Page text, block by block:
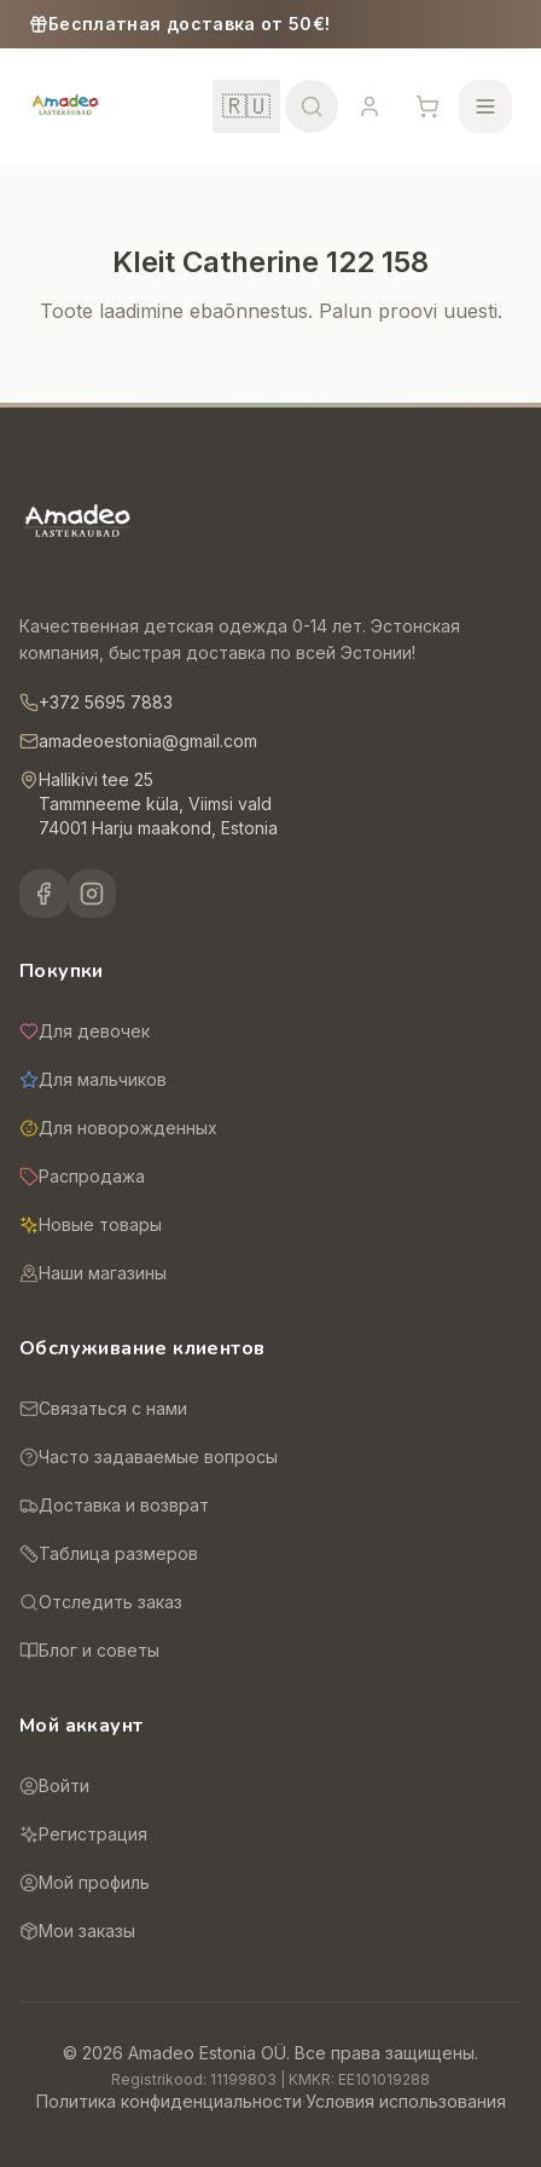
Skip to content
Бесплатная доставка от 50€!
🇷🇺
Малыши
Kleit Catherine 122 158
Toote laadimine ebaõnnestus. Palun proovi uuesti.
Качественная детская одежда 0-14 лет. Эстонская
компания, быстрая доставка по всей Эстонии!
+372 5695 7883
amadeoestonia@gmail.com
Hallikivi tee 25
Tammneeme küla, Viimsi vald
74001 Harju maakond, Estonia
Покупки
Для девочек
Для мальчиков
Для новорожденных
Распродажа
Новые товары
Наши магазины
Обслуживание клиентов
Связаться с нами
Часто задаваемые вопросы
Доставка и возврат
Таблица размеров
Отследить заказ
Блог и советы
Мой аккаунт
Войти
Регистрация
Мой профиль
Мои заказы
© 2026 Amadeo Estonia OÜ. Все права защищены.
Registrikood: 11199803 | KMKR: EE101019288
Политика конфиденциальности·Условия использования